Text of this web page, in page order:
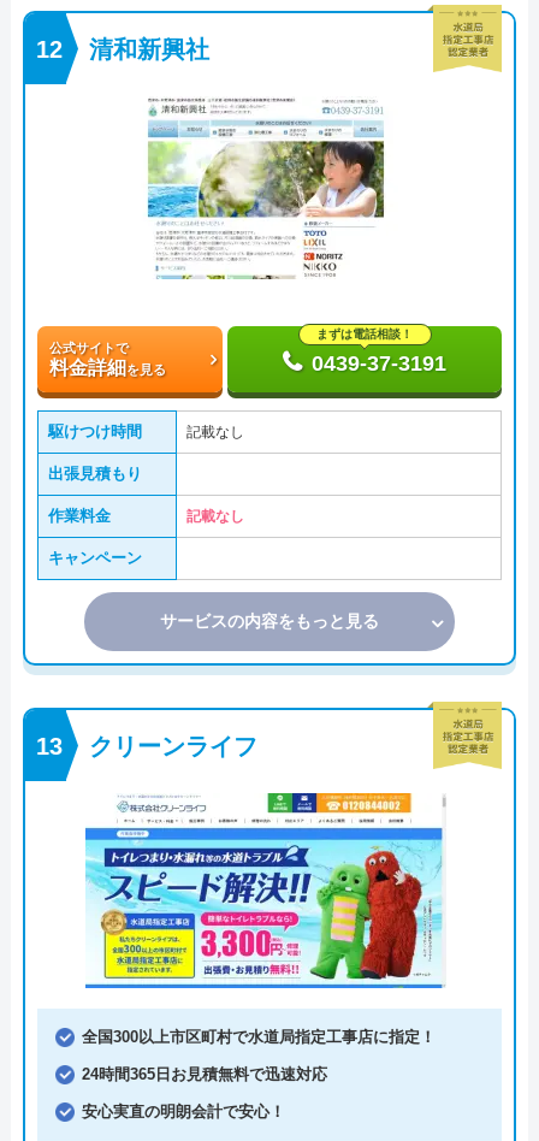
清和新興社
公式サイトで
料金詳細を見る
まずは電話相談！
0439-37-3191
駆けつけ時間 記載なし
出張見積もり
作業料金 記載なし
キャンペーン
サービスの内容をもっと見る
クリーンライフ
全国300以上市区町村で水道局指定工事店に指定！
24時間365日お見積無料で迅速対応
安心実直の明朗会計で安心！